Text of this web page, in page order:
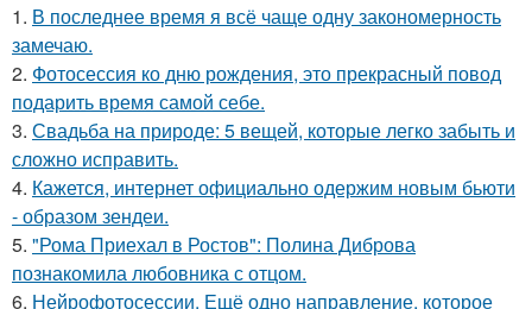
1. В последнее время я всё чаще одну закономерность
замечаю.
2. Фотосессия ко дню рождения, это прекрасный повод
подарить время самой себе.
3. Свадьба на природе: 5 вещей, которые легко забыть и
сложно исправить.
4. Кажется, интернет официально одержим новым бьюти
- образом зендеи.
5. "Рома Приехал в Ростов": Полина Диброва
познакомила любовника с отцом.
6. Нейрофотосессии. Ещё одно направление, которое